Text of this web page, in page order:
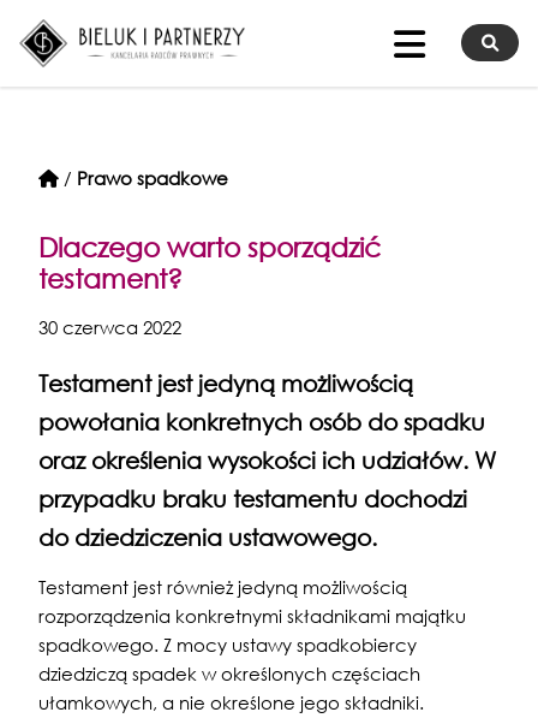
/ Prawo spadkowe
Dlaczego warto sporządzić
testament?
30 czerwca 2022
Testament jest jedyną możliwością
powołania konkretnych osób do spadku
oraz określenia wysokości ich udziałów. W
przypadku braku testamentu dochodzi
do dziedziczenia ustawowego.
Testament jest również jedyną możliwością
rozporządzenia konkretnymi składnikami majątku
spadkowego. Z mocy ustawy spadkobiercy
dziedziczą spadek w określonych częściach
ułamkowych, a nie określone jego składniki.